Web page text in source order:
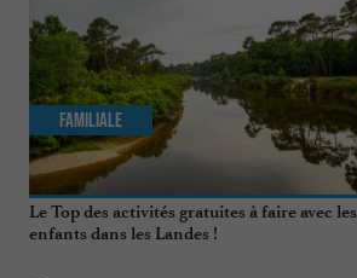
Le Top des activités gratuites à faire avec les
enfants dans les Landes !
Familiale